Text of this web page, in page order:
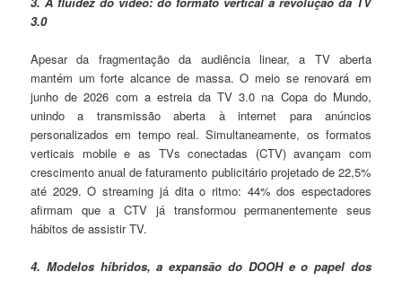
3.0
Apesar da fragmentação da audiência linear, a TV aberta
mantém um forte alcance de massa. O meio se renovará em
junho de 2026 com a estreia da TV 3.0 na Copa do Mundo,
unindo a transmissão aberta à internet para anúncios
personalizados em tempo real. Simultaneamente, os formatos
verticais mobile e as TVs conectadas (CTV) avançam com
crescimento anual de faturamento publicitário projetado de 22,5%
até 2029. O streaming já dita o ritmo: 44% dos espectadores
afirmam que a CTV já transformou permanentemente seus
hábitos de assistir TV.
4. Modelos híbridos, a expansão do DOOH e o papel dos